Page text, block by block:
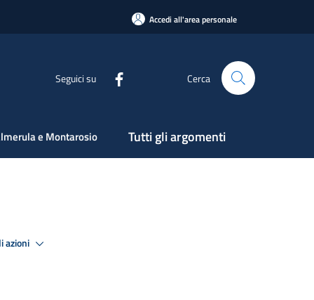
Accedi all'area personale
Seguici su Cerca
e Montarosio Tutti gli argomenti
azioni